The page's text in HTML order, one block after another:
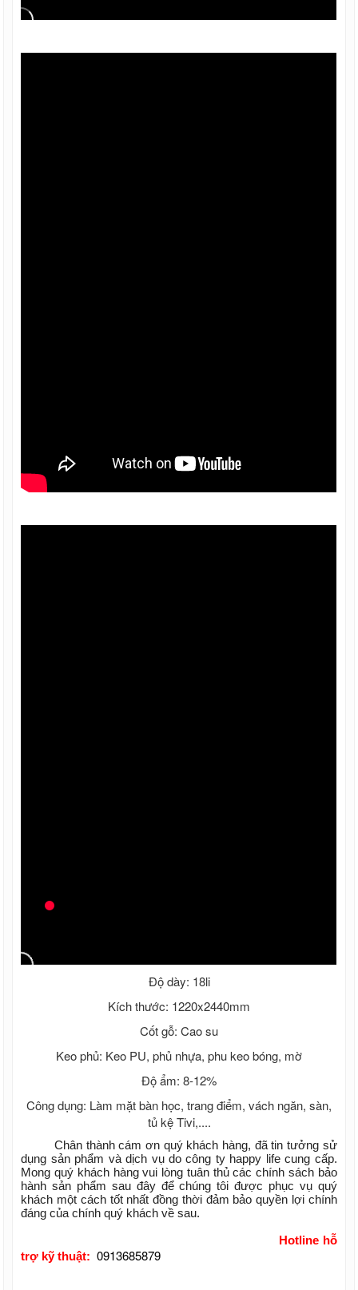
Độ dày: 18li
Kích thước: 1220x2440mm
Cốt gỗ: Cao su
Keo phủ: Keo PU, phủ nhựa, phu keo bóng, mờ
Độ ẩm: 8-12%
Công dụng: Làm mặt bàn học, trang điểm, vách ngăn, sàn,
tủ kệ Tivi,....
Chân thành cám ơn quý khách hàng, đã tin tưởng sử
dụng sản phẩm và dịch vụ do công ty happy life cung cấp.
Mong quý khách hàng vui lòng tuân thủ các chính sách bảo
hành sản phẩm sau đây để chúng tôi được phục vụ quý
khách một cách tốt nhất đồng thời đảm bảo quyền lợi chính
đáng của chính quý khách về sau.
Hotline hỗ
trợ kỹ thuật:0913685879